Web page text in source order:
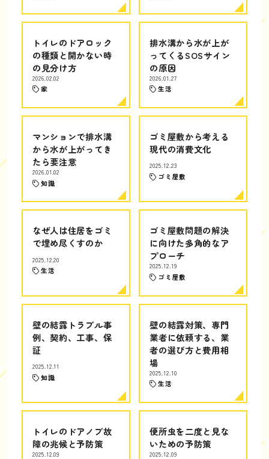
トイレのドアロック
の種類と開かない時
の見分け方
2026.02.02
家
排水溝から水が上が
ってくるSOSサイン
の原因
2026.01.27
生活
マンションで排水溝
から水が上がってき
たら要注意
2026.01.02
知識
ゴミ屋敷から考える
現代の消費文化
2025.12.23
ゴミ屋敷
なぜ人は住居をゴミ
で埋め尽くすのか
2025.12.20
生活
ゴミ屋敷問題の解決
に向けた多角的なア
プローチ
2025.12.19
ゴミ屋敷
壁の結露トラブル事
例、契約、工事、保
証
2025.12.11
知識
壁の結露対策、専門
業者に依頼する、業
者の選び方と費用相
場
2025.12.10
生活
トイレのドアノブ故
障の兆候と予防策
2025.12.09
便所虫を二度と見な
いための予防策
2025.12.09